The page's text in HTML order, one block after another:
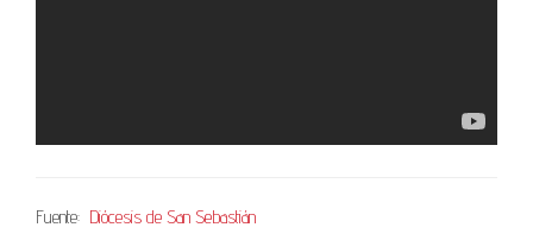
Fuente: Diócesis de San Sebastián